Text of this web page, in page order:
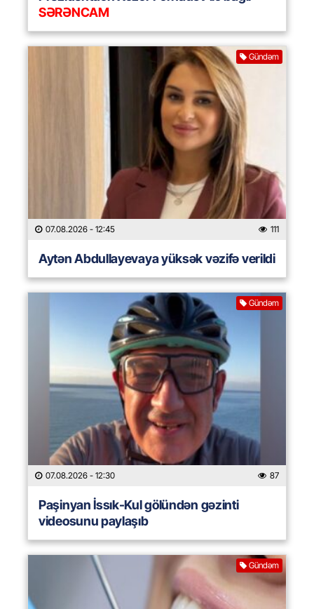
SƏRƏNCAM
Gündəm
07.08.2026 - 12:45 111
Aytən Abdullayevaya yüksək vəzifə verildi
Gündəm
07.08.2026 - 12:30 87
Paşinyan İssık-Kul gölündən gəzinti
videosunu paylaşıb
Gündəm